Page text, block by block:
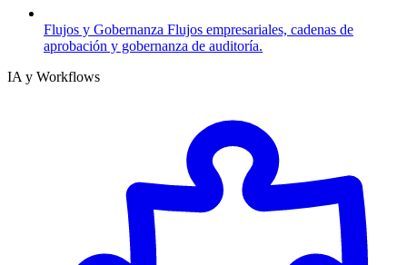
Flujos y Gobernanza Flujos empresariales, cadenas de
aprobación y gobernanza de auditoría.
IA y Workflows